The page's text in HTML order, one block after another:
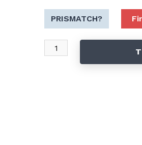
PRISMATCH?